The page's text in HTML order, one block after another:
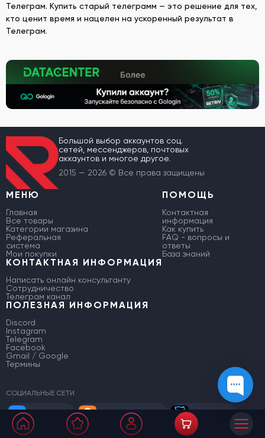
Телеграм. Купить старый телеграмм — это решение для тех,
кто ценит время и нацелен на ускоренный результат в
Телеграм.
Большой выбор аккаунтов соц.
сетей, мессенджеров, почтовых
аккаунтов и многое другое.
2015 — 2026 © Все права защищены
МЕНЮ
Главная
Все товары
Категории магазина
Реферальная
система
Мои покупки
ПОМОЩЬ
Контактная
информация
Как купить
FAQ - вопросы и
ответы
База знаний
КОНТАКТНАЯ ИНФОРМАЦИЯ
Написать онлайн консультанту
Сотрудничество
Телеграм канал
ПОЛЕЗНАЯ ИНФОРМАЦИЯ
Discord
Instagram
Telegram
Facebook
Gmail / Google
Термины
СОЦИАЛЬНЫЕ СЕТИ
Вконтакте Одноклассники Instagram